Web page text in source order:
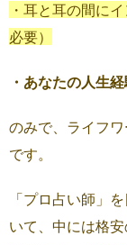
・耳と耳の間に
必要）
・あなたの人生
のみで、ライフ
です。
「プロ占い師」
いて、中には格